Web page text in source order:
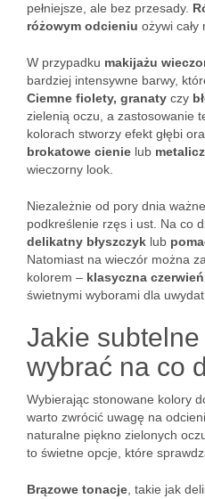
pełniejsze, ale bez przesady.
różowym odcieniu ożywi cały
W przypadku makijażu
bardziej intensywne barwy,
Ciemne fiolety, granaty czy
zielenią oczu, a zastosowanie
kolorach stworzy efekt głębi
brokatowe cienie lub
wieczorny look.
Niezależnie od pory dnia
podkreślenie rzęs i ust. Na co
delikatny błyszczyk lub
Natomiast na wieczór można
kolorem – klasyczna czerwień
świetnymi wyborami dla
Jakie
wybrać na co
Wybierając stonowane kolory
warto zwrócić uwagę na
naturalne piękno zielonych
to świetne opcje, które
Brązowe tonacje , takie jak